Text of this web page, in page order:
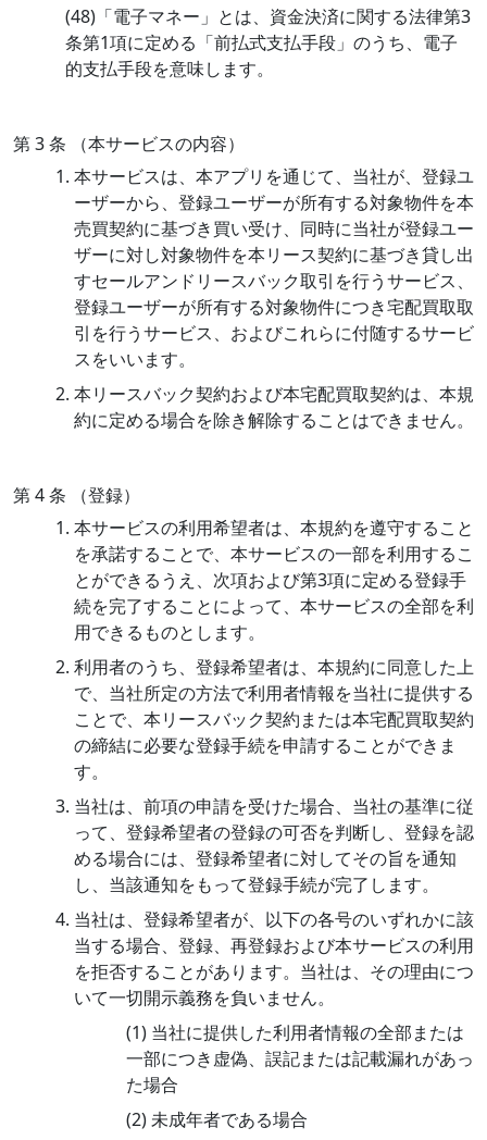
(48)「電子マネー」とは、資金決済に関する法律第3
条第1項に定める「前払式支払手段」のうち、電子
的支払手段を意味します。
第 3 条 （本サービスの内容）
本サービスは、本アプリを通じて、当社が、登録ユ
ーザーから、登録ユーザーが所有する対象物件を本
売買契約に基づき買い受け、同時に当社が登録ユー
ザーに対し対象物件を本リース契約に基づき貸し出
すセールアンドリースバック取引を行うサービス、
登録ユーザーが所有する対象物件につき宅配買取取
引を行うサービス、およびこれらに付随するサービ
スをいいます。
本リースバック契約および本宅配買取契約は、本規
約に定める場合を除き解除することはできません。
第 4 条 （登録）
本サービスの利用希望者は、本規約を遵守すること
を承諾することで、本サービスの一部を利用するこ
とができるうえ、次項および第3項に定める登録手
続を完了することによって、本サービスの全部を利
用できるものとします。
利用者のうち、登録希望者は、本規約に同意した上
で、当社所定の方法で利用者情報を当社に提供する
ことで、本リースバック契約または本宅配買取契約
の締結に必要な登録手続を申請することができま
す。
当社は、前項の申請を受けた場合、当社の基準に従
って、登録希望者の登録の可否を判断し、登録を認
める場合には、登録希望者に対してその旨を通知
し、当該通知をもって登録手続が完了します。
当社は、登録希望者が、以下の各号のいずれかに該
当する場合、登録、再登録および本サービスの利用
を拒否することがあります。当社は、その理由につ
いて一切開示義務を負いません。
(1) 当社に提供した利用者情報の全部または
一部につき虚偽、誤記または記載漏れがあっ
た場合
(2) 未成年者である場合